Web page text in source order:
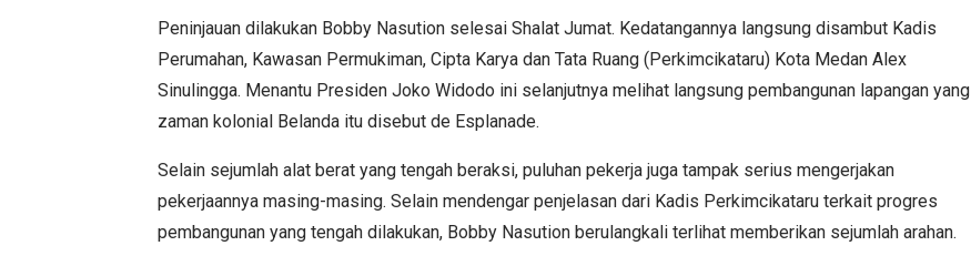
Peninjauan dilakukan Bobby Nasution selesai Shalat Jumat. Kedatangannya langsung disambut Kadis
Perumahan, Kawasan Permukiman, Cipta Karya dan Tata Ruang (Perkimcikataru) Kota Medan Alex
Sinulingga. Menantu Presiden Joko Widodo ini selanjutnya melihat langsung pembangunan lapangan yang
zaman kolonial Belanda itu disebut de Esplanade.
Selain sejumlah alat berat yang tengah beraksi, puluhan pekerja juga tampak serius mengerjakan
pekerjaannya masing-masing. Selain mendengar penjelasan dari Kadis Perkimcikataru terkait progres
pembangunan yang tengah dilakukan, Bobby Nasution berulangkali terlihat memberikan sejumlah arahan.